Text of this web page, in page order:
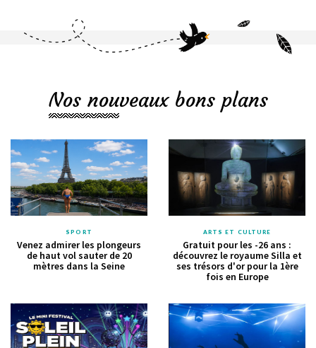
Nos nouveaux bons plans
SPORT
Venez admirer les plongeurs
de haut vol sauter de 20
mètres dans la Seine
ARTS ET CULTURE
Gratuit pour les -26 ans :
découvrez le royaume Silla et
ses trésors d'or pour la 1ère
fois en Europe